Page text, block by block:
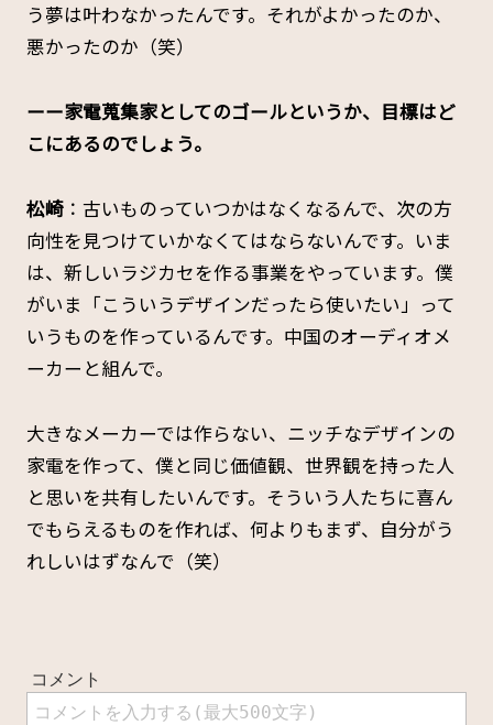
う夢は叶わなかったんです。それがよかったのか、
悪かったのか（笑）
ーー家電蒐集家としてのゴールというか、目標はど
こにあるのでしょう。
松崎：古いものっていつかはなくなるんで、次の方
向性を見つけていかなくてはならないんです。いま
は、新しいラジカセを作る事業をやっています。僕
がいま「こういうデザインだったら使いたい」って
いうものを作っているんです。中国のオーディオメ
ーカーと組んで。
大きなメーカーでは作らない、ニッチなデザインの
家電を作って、僕と同じ価値観、世界観を持った人
と思いを共有したいんです。そういう人たちに喜ん
でもらえるものを作れば、何よりもまず、自分がう
れしいはずなんで（笑）